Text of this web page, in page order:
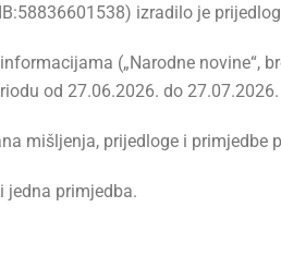
izradilo je
(„Narodne
od 27.06.2026. do
mišljenja, prijedloge i
jedna primjedba.